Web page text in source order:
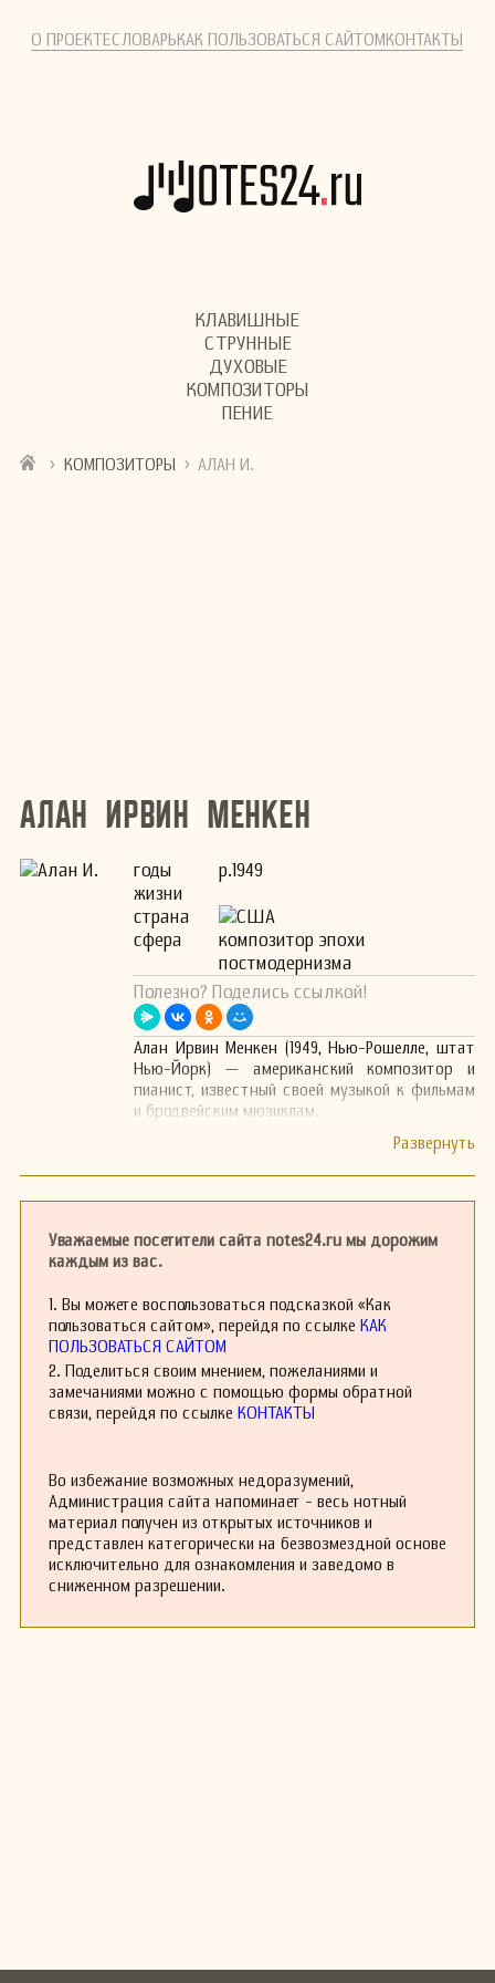
О ПРОЕКТЕСЛОВАРЬКАК ПОЛЬЗОВАТЬСЯ САЙТОМКОНТАКТЫ
КЛАВИШНЫЕ
СТРУННЫЕ
ДУХОВЫЕ
КОМПОЗИТОРЫ
ПЕНИЕ
› КОМПОЗИТОРЫ › АЛАН И.
Алан Ирвин Менкен
годы
жизни
р.1949
страна
США
сфера
композитор эпохи
постмодернизма
Полезно? Поделись ссылкой!
Алан Ирвин Менкен (1949, Нью-Рошелле, штат
Нью-Йорк) — американский композитор и
пианист, известный своей музыкой к фильмам
и бродвейским мюзиклам.
Уважаемые посетители сайта notes24.ru мы дорожим
каждым из вас.
1. Вы можете воспользоваться подсказкой «Как
пользоваться сайтом», перейдя по ссылке КАК
ПОЛЬЗОВАТЬСЯ САЙТОМ
2. Поделиться своим мнением, пожеланиями и
замечаниями можно с помощью формы обратной
связи, перейдя по ссылке КОНТАКТЫ
Во избежание возможных недоразумений,
Администрация сайта напоминает - весь нотный
материал получен из открытых источников и
представлен категорически на безвозмездной основе
исключительно для ознакомления и заведомо в
сниженном разрешении.